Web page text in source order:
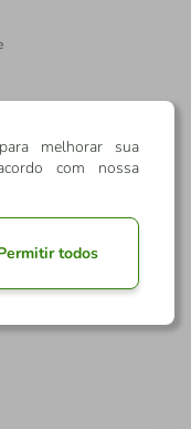
melhorar sua
com nossa
todos